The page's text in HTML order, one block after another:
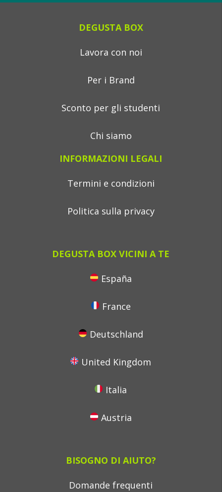
DEGUSTA BOX
Lavora con noi
Per i Brand
Sconto per gli studenti
Chi siamo
INFORMAZIONI LEGALI
Termini e condizioni
Politica sulla privacy
DEGUSTA BOX VICINI A TE
España
France
Deutschland
United Kingdom
Italia
Austria
BISOGNO DI AIUTO?
Domande frequenti